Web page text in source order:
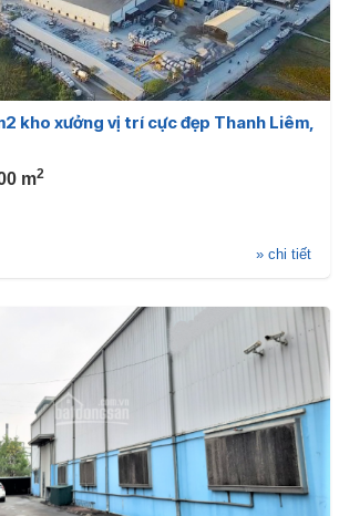
kho xưởng vị trí cực đẹp Thanh Liêm,
m2
» chi tiết